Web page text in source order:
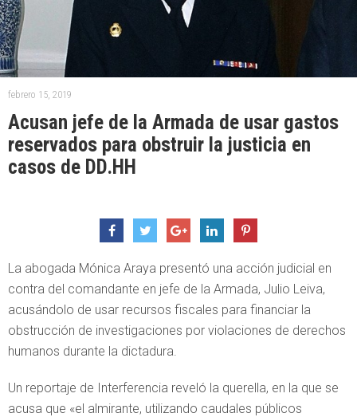
febrero 15, 2019
Acusan jefe de la Armada de usar gastos
reservados para obstruir la justicia en
casos de DD.HH
La abogada Mónica Araya presentó una acción judicial en
contra del comandante en jefe de la Armada, Julio Leiva,
acusándolo de usar recursos fiscales para financiar la
obstrucción de investigaciones por violaciones de derechos
humanos durante la dictadura.
Un reportaje de Interferencia reveló la querella, en la que se
acusa que «el almirante, utilizando caudales públicos